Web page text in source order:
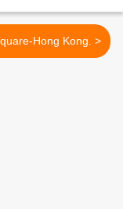
Times square-Hong Kong. >